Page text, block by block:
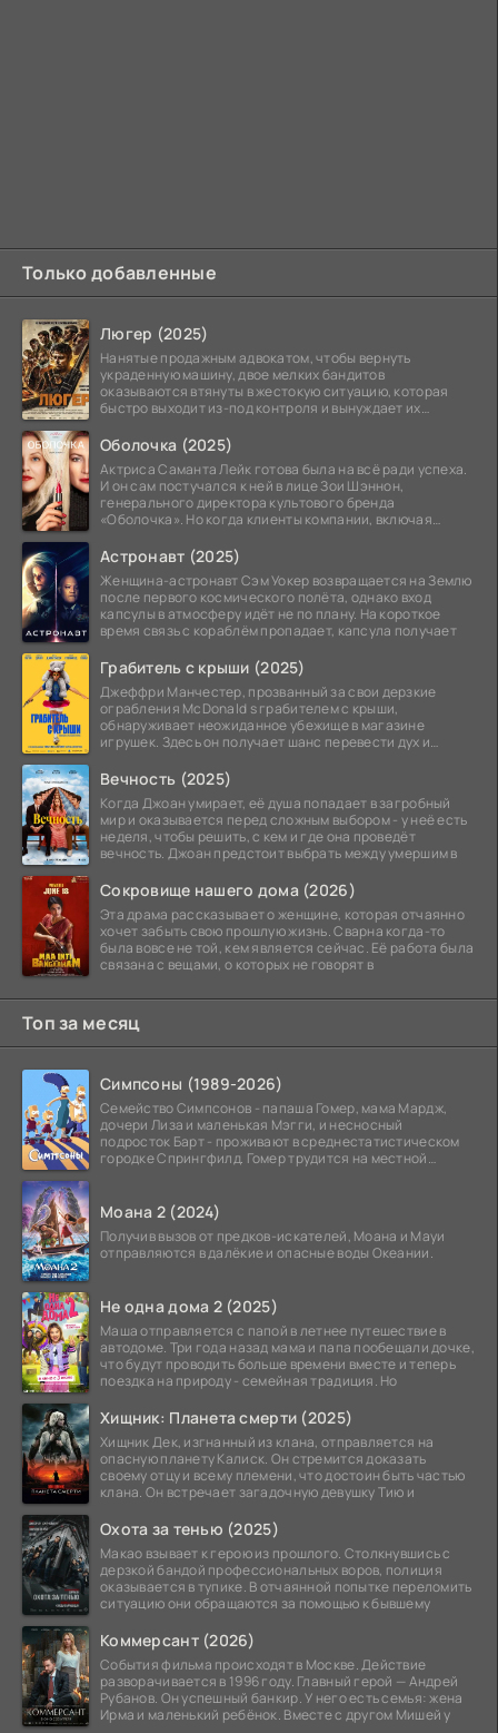
Только добавленные
Люгер (2025)
Нанятые продажным адвокатом, чтобы вернуть
украденную машину, двое мелких бандитов
оказываются втянуты в жестокую ситуацию, которая
быстро выходит из-под контроля и вынуждает их
Оболочка (2025)
Актриса Саманта Лейк готова была на всё ради успеха.
И он сам постучался к ней в лице Зои Шэннон,
генерального директора культового бренда
«Оболочка». Но когда клиенты компании, включая
Астронавт (2025)
Женщина-астронавт Сэм Уокер возвращается на Землю
после первого космического полёта, однако вход
капсулы в атмосферу идёт не по плану. На короткое
время связь с кораблём пропадает, капсула получает
Грабитель с крыши (2025)
Джеффри Манчестер, прозванный за свои дерзкие
ограбления McDonald s грабителем с крыши,
обнаруживает неожиданное убежище в магазине
игрушек. Здесь он получает шанс перевести дух и
Вечность (2025)
Когда Джоан умирает, её душа попадает в загробный
мир и оказывается перед сложным выбором - у неё есть
неделя, чтобы решить, с кем и где она проведёт
вечность. Джоан предстоит выбрать между умершим в
Сокровище нашего дома (2026)
Эта драма рассказывает о женщине, которая отчаянно
хочет забыть свою прошлую жизнь. Сварна когда-то
была вовсе не той, кем является сейчас. Её работа была
связана с вещами, о которых не говорят в
Топ за месяц
Симпсоны (1989-2026)
Семейство Симпсонов - папаша Гомер, мама Мардж,
дочери Лиза и маленькая Мэгги, и несносный
подросток Барт - проживают в среднестатистическом
городке Спрингфилд. Гомер трудится на местной
Моана 2 (2024)
Получив вызов от предков-искателей, Моана и Мауи
отправляются в далёкие и опасные воды Океании.
Не одна дома 2 (2025)
Маша отправляется с папой в летнее путешествие в
автодоме. Три года назад мама и папа пообещали дочке,
что будут проводить больше времени вместе и теперь
поездка на природу - семейная традиция. Но
Хищник: Планета смерти (2025)
Хищник Дек, изгнанный из клана, отправляется на
опасную планету Калиск. Он стремится доказать
своему отцу и всему племени, что достоин быть частью
клана. Он встречает загадочную девушку Тию и
Охота за тенью (2025)
Макао взывает к герою из прошлого. Столкнувшись с
дерзкой бандой профессиональных воров, полиция
оказывается в тупике. В отчаянной попытке переломить
ситуацию они обращаются за помощью к бывшему
Коммерсант (2026)
События фильма происходят в Москве. Действие
разворачивается в 1996 году. Главный герой — Андрей
Рубанов. Он успешный банкир. У него есть семья: жена
Ирма и маленький ребёнок. Вместе с другом Мишей у